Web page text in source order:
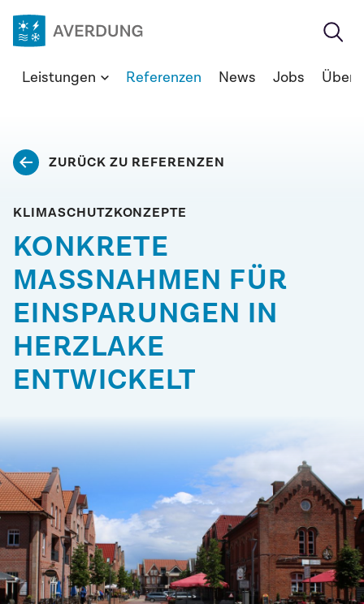
Zum
Inhalt
Ingenieure
GmbH
Leistungen Referenzen News Jobs Über
ZURÜCK ZU REFERENZEN
KLIMASCHUTZKONZEPTE
KONKRETE
MASSNAHMEN FÜR
EINSPARUNGEN IN
HERZLAKE
ENTWICKELT